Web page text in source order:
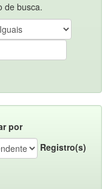
de busca.
por
Registro(s)